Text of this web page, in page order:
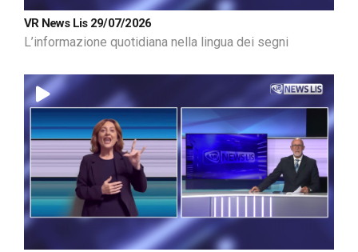
VR News Lis 29/07/2026
L’informazione quotidiana nella lingua dei segni